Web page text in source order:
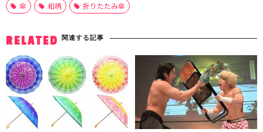
傘 和柄 折りたたみ傘
RELATED 関連する記事